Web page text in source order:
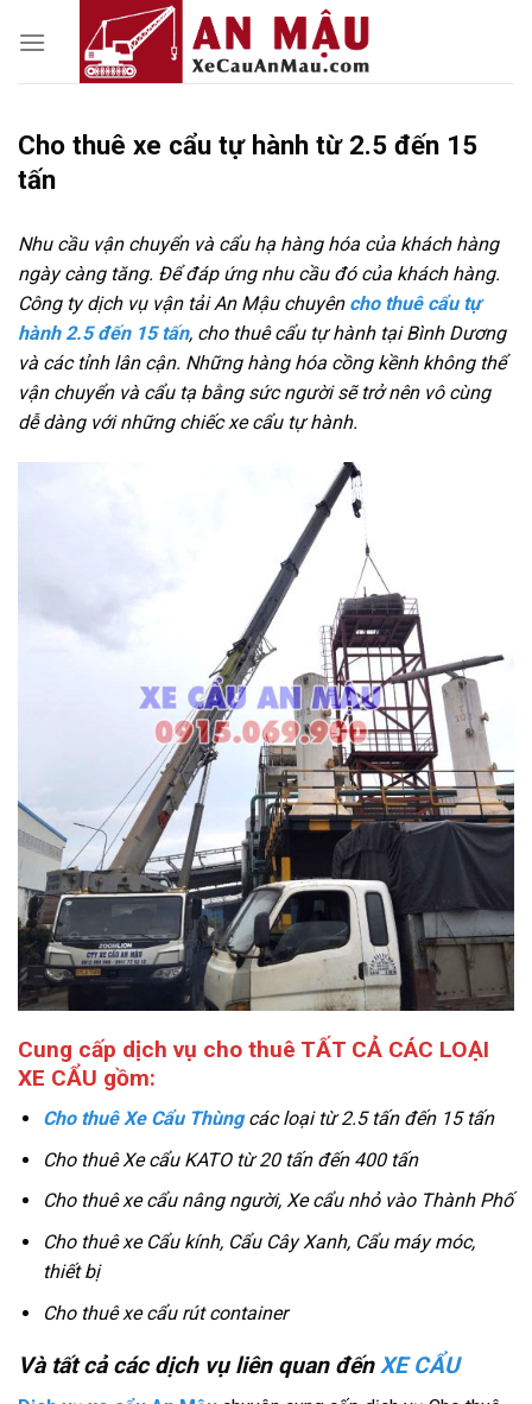
Cho thuê xe cẩu tự hành từ 2.5 đến 15
tấn
Nhu cầu vận chuyển và cẩu hạ hàng hóa của khách hàng
ngày càng tăng. Để đáp ứng nhu cầu đó của khách hàng.
Công ty dịch vụ vận tải An Mậu chuyên cho thuê cẩu tự
hành 2.5 đến 15 tấn, cho thuê cẩu tự hành tại Bình Dương
và các tỉnh lân cận. Những hàng hóa cồng kềnh không thể
vận chuyển và cẩu tạ bằng sức người sẽ trở nên vô cùng
dễ dàng với những chiếc xe cẩu tự hành.
Cung cấp dịch vụ cho thuê TẤT CẢ CÁC LOẠI
XE CẨU gồm:
Cho thuê Xe Cẩu Thùngcác loại từ 2.5 tấn đến 15 tấn
Cho thuê Xe cẩu KATO từ 20 tấn đến 400 tấn
Cho thuê xe cẩu nâng người, Xe cẩu nhỏ vào Thành Phố
Cho thuê xe Cẩu kính, Cẩu Cây Xanh, Cẩu máy móc,
thiết bị
Cho thuê xe cẩu rút container
Và tất cả các dịch vụ liên quan đếnXE CẨU